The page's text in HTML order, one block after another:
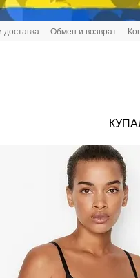
доставка Обмен и возврат